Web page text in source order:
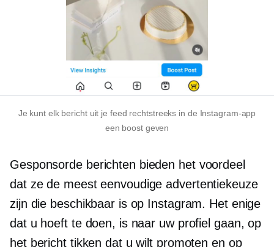
Je kunt elk bericht uit je feed rechtstreeks in de Instagram-app
een boost geven
Gesponsorde berichten bieden het voordeel
dat ze de meest eenvoudige advertentiekeuze
zijn die beschikbaar is op Instagram. Het enige
dat u hoeft te doen, is naar uw profiel gaan, op
het bericht tikken dat u wilt promoten en op